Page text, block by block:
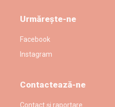
Urmărește-ne
Facebook
Instagram
Contactează-ne
Contact și raportare